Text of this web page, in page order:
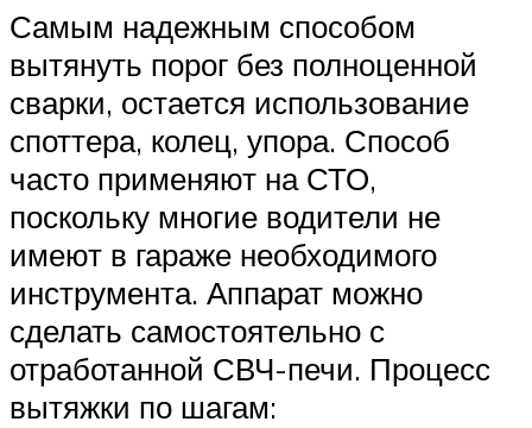
Самым надежным способом
вытянуть порог без полноценной
сварки, остается использование
споттера, колец, упора. Способ
часто применяют на СТО,
поскольку многие водители не
имеют в гараже необходимого
инструмента. Аппарат можно
сделать самостоятельно с
отработанной СВЧ-печи. Процесс
вытяжки по шагам: